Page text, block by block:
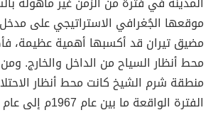
موقعها الجُغرافي الاستراتيجي على
مضيق تيران قد أكسبها أهمية عظيمة،
محط أنظار السياح من الداخل والخارج. ومن
منطقة شرم الشيخ كانت محط أنظار
الفترة الواقعة ما بين عام 1967م إلى عام 1982م.